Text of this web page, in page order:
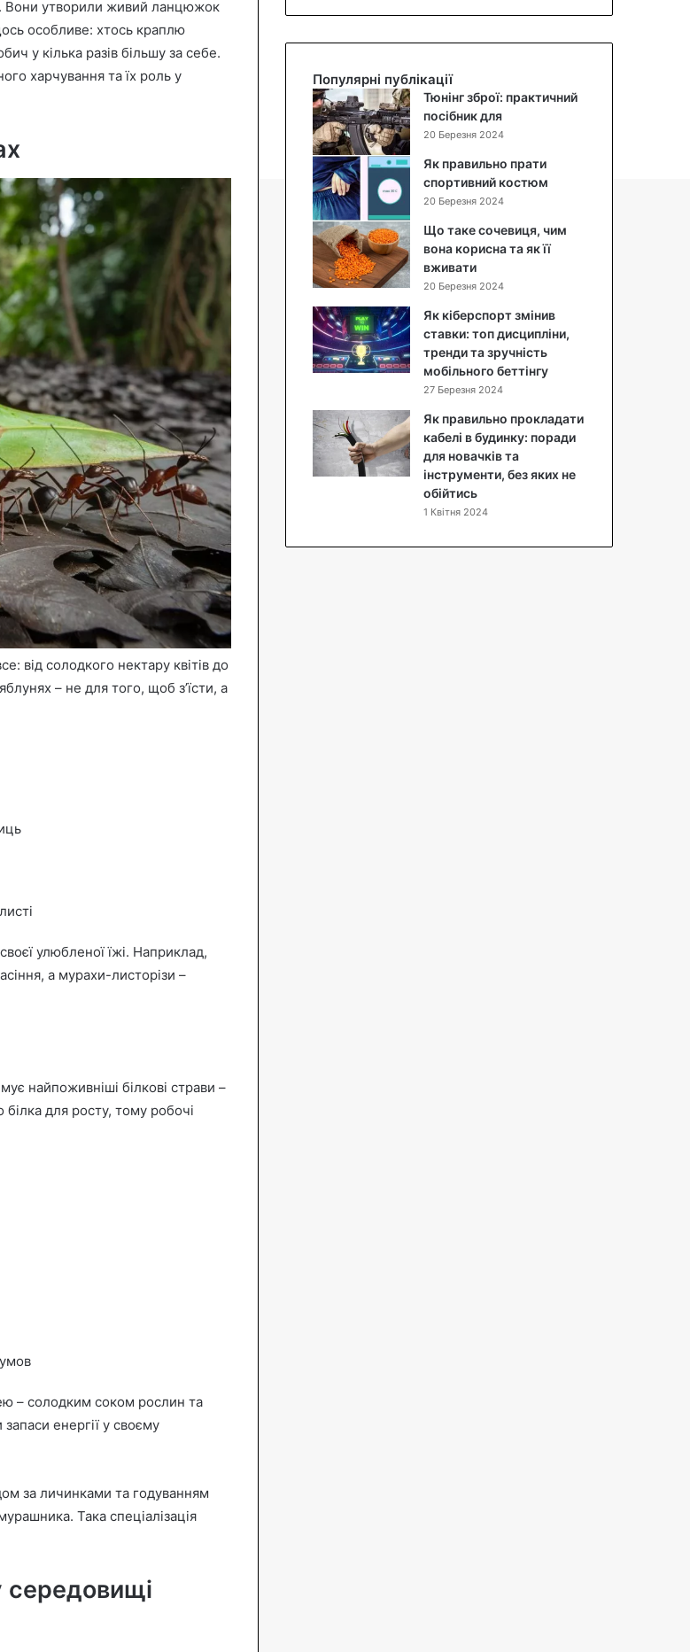
Вони утворили живий ланцюжок
особливе: хтось краплю
у кілька разів більшу за себе.
харчування та їх роль у
від солодкого нектару квітів до
– не для того, щоб з’їсти, а
улюбленої їжі. Наприклад,
а мурахи-листорізи –
найпоживніші білкові страви –
для росту, тому робочі
– солодким соком рослин та
енергії у своєму
за личинками та годуванням
Така спеціалізація
а
а
т
:
п
о
к
р
о
к
о
в
и
й
р
е
ц
т
з
ф
о
е
к
о
р
п
у
с
д
л
я
R
a
s
p
b
e
r
P
i
4
ч
в
и
ц
я
,
ч
и
м
в
о
н
а
к
о
р
и
а
т
а
я
в
Популярні публікації
Тюнінг зброї: практичний
посібник для
20 Березня 2024
Як правильно прати
спортивний костюм
20 Березня 2024
Що таке сочевиця, чим
вона корисна та як її
вживати
20 Березня 2024
Як кіберспорт змінив
ставки: топ дисципліни,
тренди та зручність
мобільного беттінгу
27 Березня 2024
Як правильно прокладати
кабелі в будинку: поради
для новачків та
інструменти, без яких не
обійтись
1 Квітня 2024